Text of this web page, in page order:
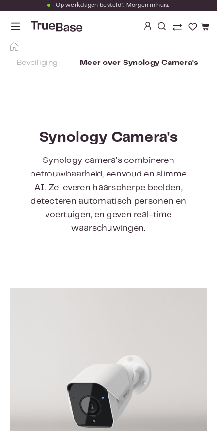
Ga naar de hoofdinhoud
Op werkdagen besteld? Morgen in huis.
Je
Beveiliging Meer over Synology Camera's
Synology Camera's
Synology camera’s combineren
betrouwbaarheid, eenvoud en slimme
AI. Ze leveren haarscherpe beelden,
detecteren automatisch personen en
voertuigen, en geven real-time
waarschuwingen.